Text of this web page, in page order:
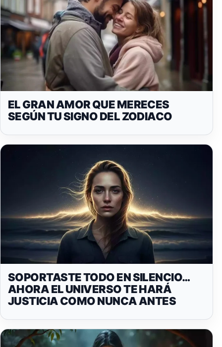
EL GRAN AMOR QUE MERECES
SEGÚN TU SIGNO DEL ZODIACO
SOPORTASTE TODO EN SILENCIO…
AHORA EL UNIVERSO TE HARÁ
JUSTICIA COMO NUNCA ANTES